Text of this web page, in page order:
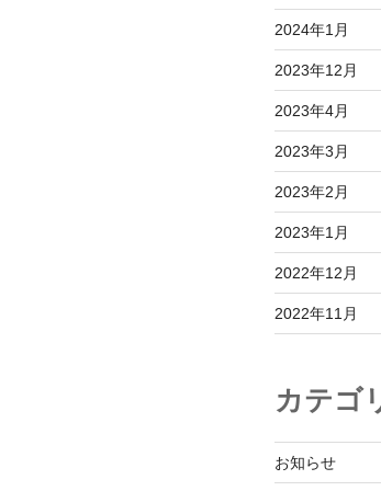
2024年1月
2023年12月
2023年4月
2023年3月
2023年2月
2023年1月
2022年12月
2022年11月
カテゴ
お知らせ